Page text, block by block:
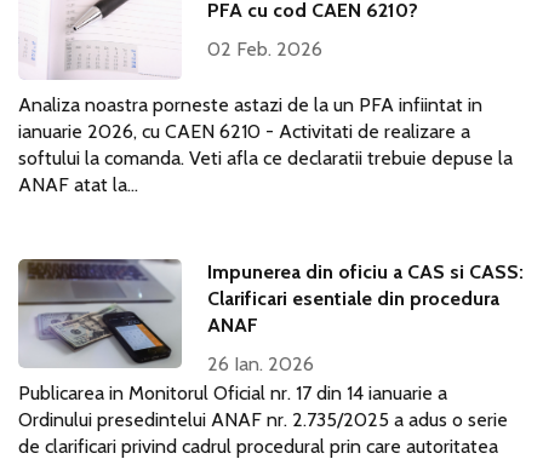
PFA cu cod CAEN 6210?
02 Feb. 2026
Analiza noastra porneste astazi de la un PFA infiintat in
ianuarie 2026, cu CAEN 6210 - Activitati de realizare a
softului la comanda. Veti afla ce declaratii trebuie depuse la
ANAF atat la...
Impunerea din oficiu a CAS si CASS:
Clarificari esentiale din procedura
ANAF
26 Ian. 2026
Publicarea in Monitorul Oficial nr. 17 din 14 ianuarie a
Ordinului presedintelui ANAF nr. 2.735/2025 a adus o serie
de clarificari privind cadrul procedural prin care autoritatea